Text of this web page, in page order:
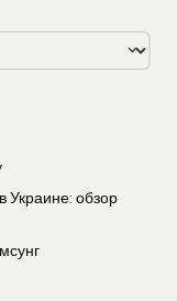
Украине: обзор